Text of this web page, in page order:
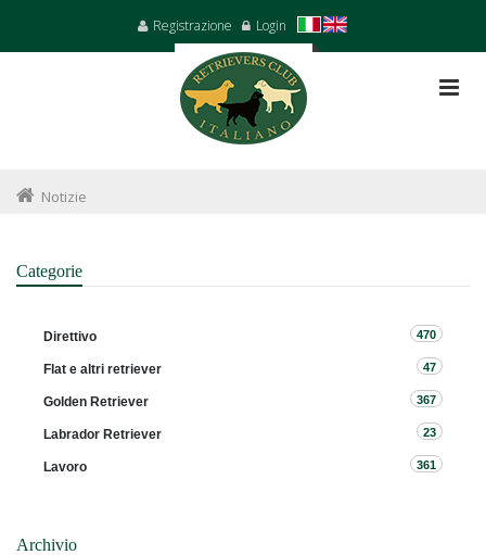
Registrazione Login
Notizie
Categorie
Direttivo 470
Flat e altri retriever 47
Golden Retriever 367
Labrador Retriever 23
Lavoro 361
Archivio